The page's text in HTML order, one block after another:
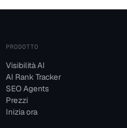
PRODOTTO
Visibilità AI
AI Rank Tracker
SEO Agents
Prezzi
Inizia ora